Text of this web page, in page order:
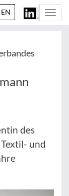
EN
des
und